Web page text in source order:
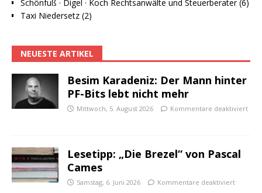
Schönfuß · Digel · Koch Rechtsanwälte und Steuerberater (6)
Taxi Niedersetz (2)
NEUESTE ARTIKEL
Besim Karadeniz: Der Mann hinter
PF-Bits lebt nicht mehr
Mittwoch, 5. August 2026 Kommentare deaktiviert
Lesetipp: „Die Brezel“ von Pascal
Cames
Samstag, 6. Juni 2026 Kommentare deaktiviert